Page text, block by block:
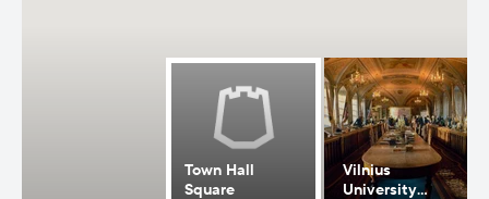
Town Hall
Square
Vilnius
University